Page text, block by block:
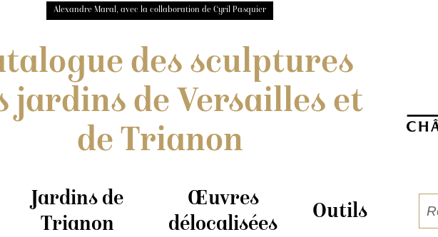
Alexandre Maral, avec la collaboration de Cyril Pasquier
des sculptures
jardins de Versailles et
de Trianon
Jardins de
Trianon
Œuvres
délocalisées
Outils